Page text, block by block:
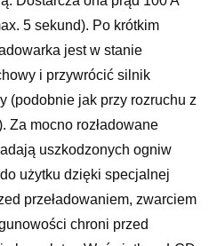
5 sekund). Po krótkim
jest w stanie
i przywrócić silnik
(podobnie jak przy rozruchu z
Za mocno rozładowane
uszkodzonych ogniw
użytku dzięki specjalnej
przeładowaniem, zwarciem
chroni przed